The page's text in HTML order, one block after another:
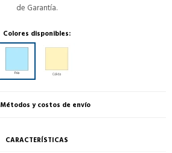
de Garantía.
Colores disponibles:
Métodos y costos de envío
CARACTERÍSTICAS